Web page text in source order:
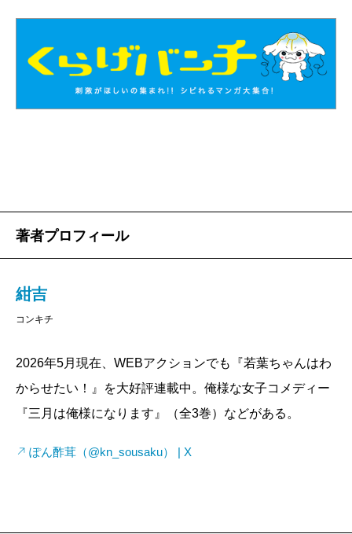
著者プロフィール
紺吉
コンキチ
2026年5月現在、WEBアクションでも『若葉ちゃんはわ
からせたい！』を大好評連載中。俺様な女子コメディー
『三月は俺様になります』（全3巻）などがある。
ぽん酢茸（@kn_sousaku） | X